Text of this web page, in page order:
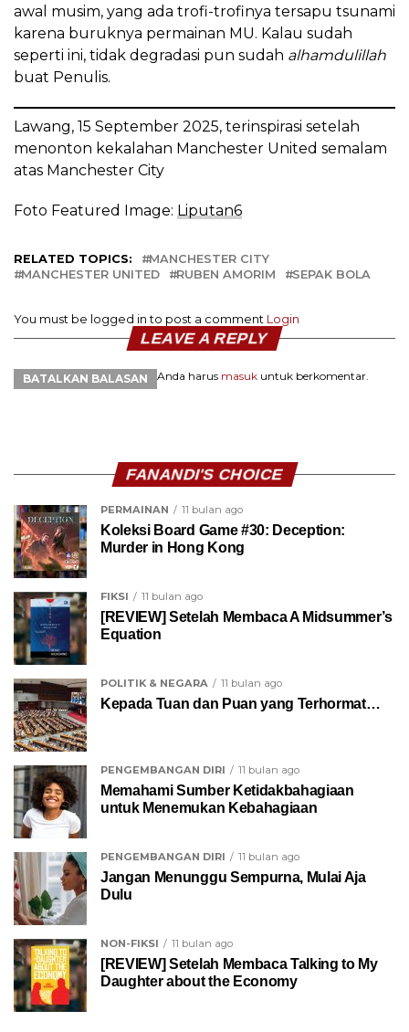
awal musim, yang ada trofi-trofinya tersapu tsunami
karena buruknya permainan MU. Kalau sudah
seperti ini, tidak degradasi pun sudah alhamdulillah
buat Penulis.
Lawang, 15 September 2025, terinspirasi setelah
menonton kekalahan Manchester United semalam
atas Manchester City
Foto Featured Image: Liputan6
RELATED TOPICS:
MANCHESTER CITY
MANCHESTER UNITED
RUBEN AMORIM SEPAK BOLA
You must be logged in to post a comment Login
LEAVE A REPLY
BATALKAN BALASAN Anda harus masuk untuk berkomentar.
FANANDI'S CHOICE
PERMAINAN 11 bulan ago
Koleksi Board Game #30: Deception:
Murder in Hong Kong
FIKSI 11 bulan ago
[REVIEW] Setelah Membaca A Midsummer’s
Equation
POLITIK & NEGARA 11 bulan ago
Kepada Tuan dan Puan yang Terhormat…
PENGEMBANGAN DIRI 11 bulan ago
Memahami Sumber Ketidakbahagiaan
untuk Menemukan Kebahagiaan
PENGEMBANGAN DIRI 11 bulan ago
Jangan Menunggu Sempurna, Mulai Aja
Dulu
NON-FIKSI 11 bulan ago
[REVIEW] Setelah Membaca Talking to My
Daughter about the Economy